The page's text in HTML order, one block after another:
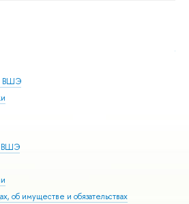
ВШЭ
ВШЭ
об имуществе и обязательствах